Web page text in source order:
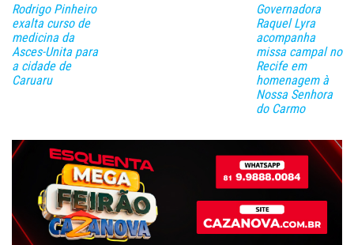
Rodrigo Pinheiro
exalta curso de
medicina da
Asces-Unita para
a cidade de
Caruaru
Governadora
Raquel Lyra
acompanha
missa campal no
Recife em
homenagem à
Nossa Senhora
do Carmo